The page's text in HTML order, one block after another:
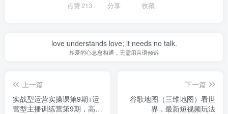
点赞213 分享 收藏
love understands love; it needs no talk.
相爱的心息息相通，无需用言语倾诉
上一篇
实战型运营实操课第9期+运
营型主播训练营第9期，高阶
下一篇
谷歌地图（三维地图）看世
界，最新短视频玩法